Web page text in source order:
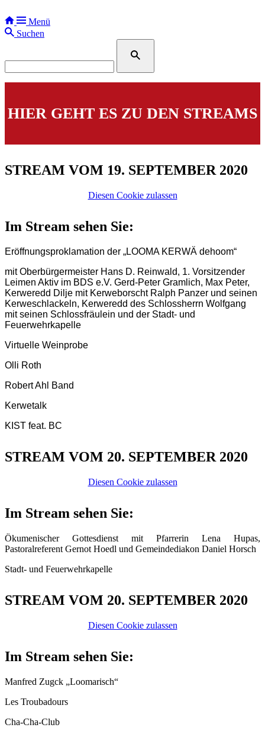
Menü
Suchen
HIER GEHT ES ZU DEN STREAMS
STREAM VOM 19. SEPTEMBER 2020
Diesen Cookie zulassen
Im Stream sehen Sie:
Eröffnungsproklamation der „LOOMA KERWÄ dehoom“
mit Oberbürgermeister Hans D. Reinwald, 1. Vorsitzender
Leimen Aktiv im BDS e.V. Gerd-Peter Gramlich, Max Peter,
Kerweredd Dilje mit Kerweborscht Ralph Panzer und seinen
Kerweschlackeln, Kerweredd des Schlossherrn Wolfgang
mit seinen Schlossfräulein und der Stadt- und
Feuerwehrkapelle
Virtuelle Weinprobe
Olli Roth
Robert Ahl Band
Kerwetalk
KIST feat. BC
STREAM VOM 20. SEPTEMBER 2020
Diesen Cookie zulassen
Im Stream sehen Sie:
Ökumenischer Gottesdienst mit Pfarrerin Lena Hupas,
Pastoralreferent Gernot Hoedl und Gemeindediakon Daniel Horsch
Stadt- und Feuerwehrkapelle
STREAM VOM 20. SEPTEMBER 2020
Diesen Cookie zulassen
Im Stream sehen Sie:
Manfred Zugck „Loomarisch“
Les Troubadours
Cha-Cha-Club